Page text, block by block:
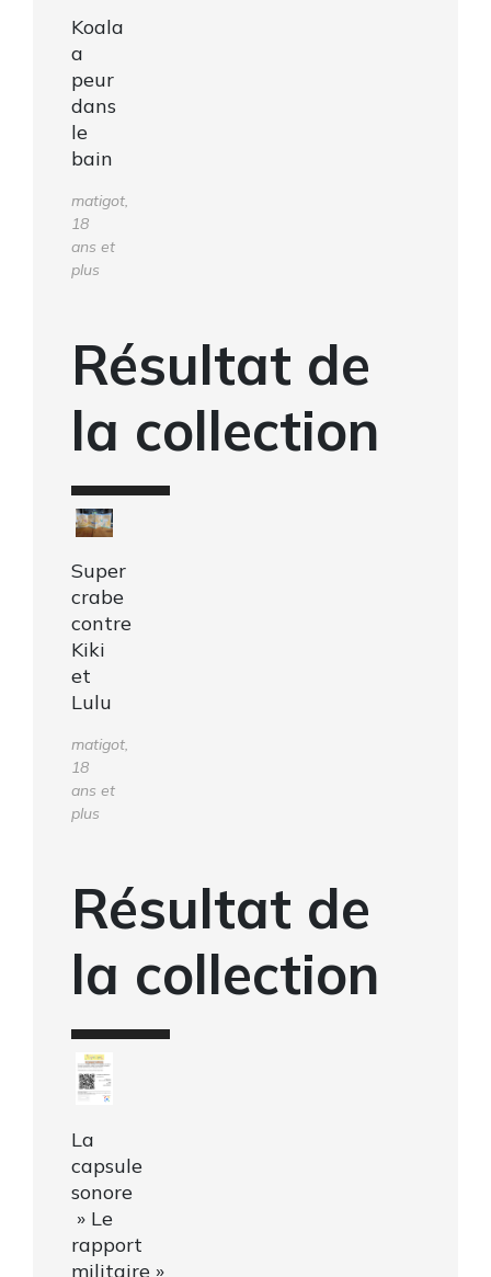
Koala
a
peur
dans
le
bain
matigot,
18
ans et
plus
Résultat de
la collection
Super
crabe
contre
Kiki
et
Lulu
matigot,
18
ans et
plus
Résultat de
la collection
La
capsule
sonore
» Le
rapport
militaire »